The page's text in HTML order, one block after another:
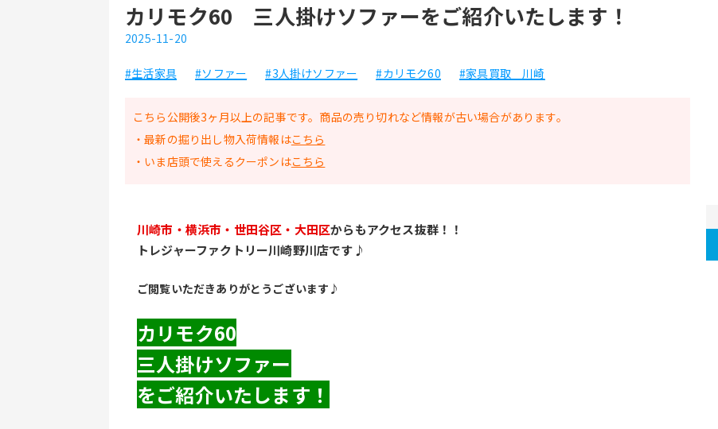
カリモク60 三人掛けソファーをご紹介いたします！
2025-11-20
#生活家具 #ソファー #3人掛けソファー #カリモク60 #家具買取 川崎
こちら公開後3ヶ月以上の記事です。商品の売り切れなど情報が古い場合があります。
・最新の掘り出し物入荷情報はこちら
・いま店頭で使えるクーポンはこちら
川崎市・横浜市・世田谷区・大田区からもアクセス抜群！！
トレジャーファクトリー川崎野川店です♪
ご閲覧いただきありがとうございます♪
カリモク60
三人掛けソファー
をご紹介いたします！